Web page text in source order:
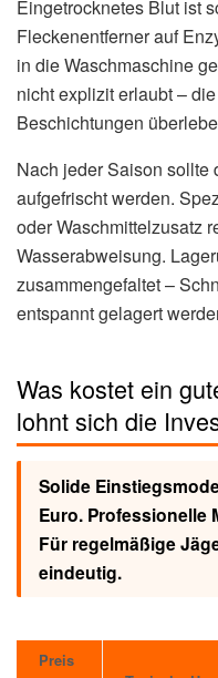
Eingetrocknetes Blut ist
Fleckenentferner auf
in die Waschmaschine
nicht explizit erlaubt –
Beschichtungen
Nach jeder Saison sollte
aufgefrischt werden.
oder Waschmittelzusatz
Wasserabweisung.
zusammengefaltet –
entspannt gelagert
Was kostet ein
lohnt sich die
Solide
Euro. Professionelle
Für regelmäßige
eindeutig.
Preis